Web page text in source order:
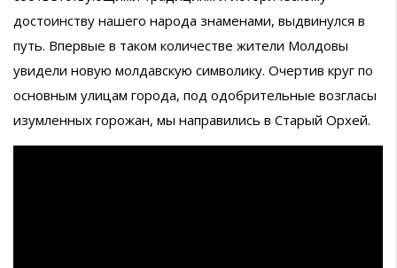
достоинству нашего народа знаменами, выдвинулся в
путь. Впервые в таком количестве жители Молдовы
увидели новую молдавскую символику. Очертив круг по
основным улицам города, под одобрительные возгласы
изумленных горожан, мы направились в Старый Орхей.